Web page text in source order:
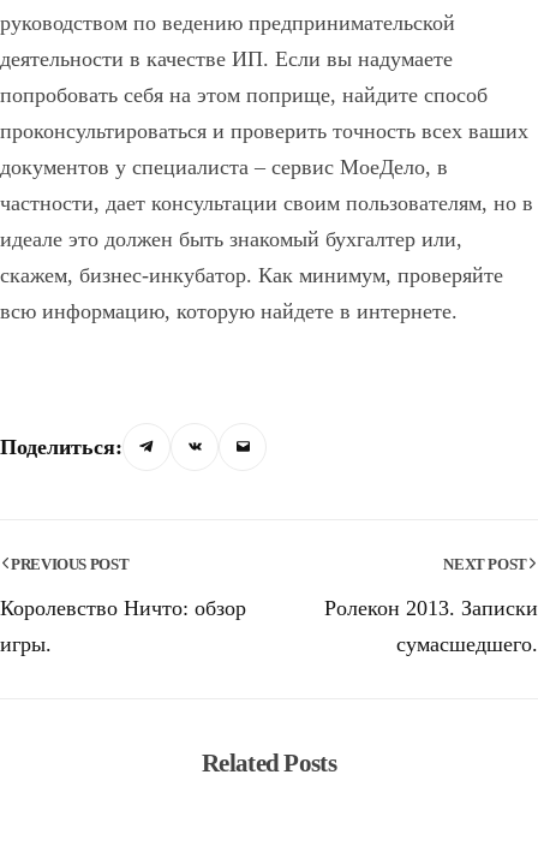
руководством по ведению предпринимательской
деятельности в качестве ИП. Если вы надумаете
попробовать себя на этом поприще, найдите способ
проконсультироваться и проверить точность всех ваших
документов у специалиста – сервис МоеДело, в
частности, дает консультации своим пользователям, но в
идеале это должен быть знакомый бухгалтер или,
скажем, бизнес-инкубатор. Как минимум, проверяйте
всю информацию, которую найдете в интернете.
Поделиться:
PREVIOUS POST
Королевство Ничто: обзор
игры.
NEXT POST
Ролекон 2013. Записки
сумасшедшего.
Related Posts